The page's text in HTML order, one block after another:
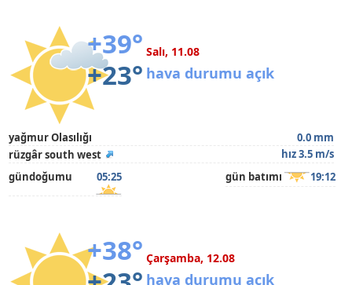
+39°
+23°
Salı, 11.08
hava durumu açık
yağmur Olasılığı
0.0 mm
rüzgâr south west
hız 3.5 m/s
gündoğumu
05:25 gün batımı 19:12
+38° Çarşamba, 12.08
hava durumu açık